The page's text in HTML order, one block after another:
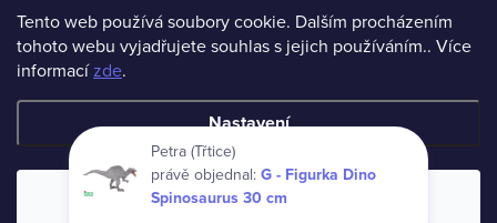
Tento web používá soubory cookie. Dalším procházením
tohoto webu vyjadřujete souhlas s jejich používáním.. Více
informacízde.
Nastavení
Souhlasím
Přihlášení
Copyright 2026www.vseprodeti.eu. Všechna práva vyhrazena.
Petra (Třtice)
právě objednal:G - Figurka Dino
Spinosaurus 30 cm